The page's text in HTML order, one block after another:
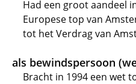
Had een groot aandeel
Europese top van
tot het Verdrag van
als bewindspersoon
Bracht in 1994 een wet